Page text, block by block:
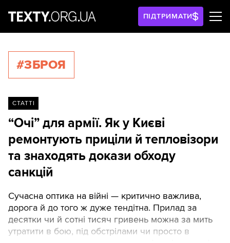
ПІДТРИМАТИ
#ЗБРОЯ
СТАТТІ
“Очі” для армії. Як у Києві
ремонтують приціли й тепловізори
та знаходять докази обходу
санкцій
Сучасна оптика на війні — критично важлива,
дорога й до того ж дуже тендітна. Прилад за
десятки чи й сотні тисяч гривень можна за мить
утратити в бою, під обстрілами чи просто в